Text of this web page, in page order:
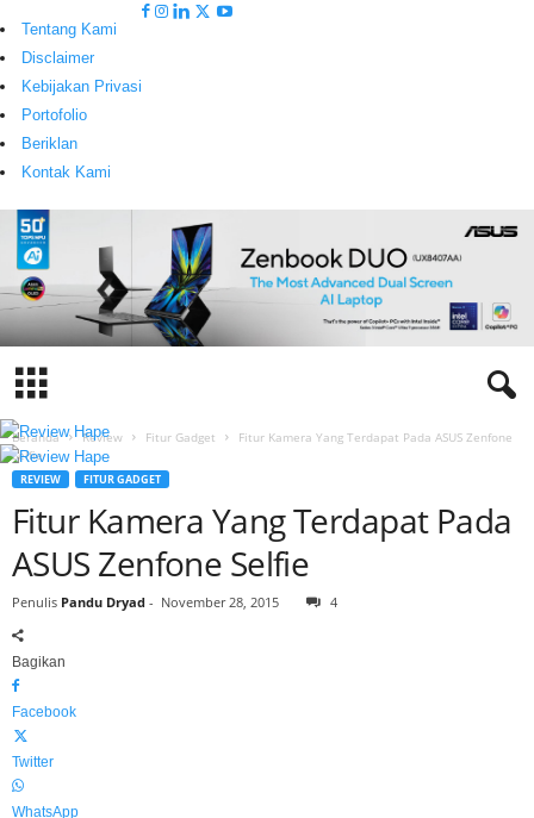
Tentang Kami
Disclaimer
Kebijakan Privasi
Portofolio
Beriklan
Kontak Kami
Beranda Review Fitur Gadget
Fitur Kamera Yang Terdapat Pada ASUS Zenfone
Selfie
REVIEW FITUR GADGET
Fitur Kamera Yang Terdapat Pada
ASUS Zenfone Selfie
Penulis Pandu Dryad - November 28, 2015 4
Bagikan
Facebook
Twitter
WhatsApp